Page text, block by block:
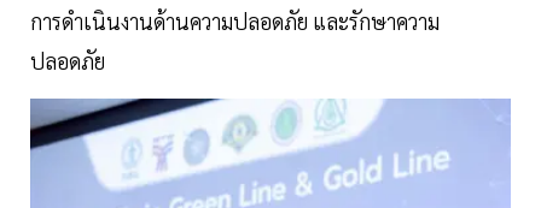
การดำเนินงานด้านความปลอดภัย และรักษาความ
ปลอดภัย